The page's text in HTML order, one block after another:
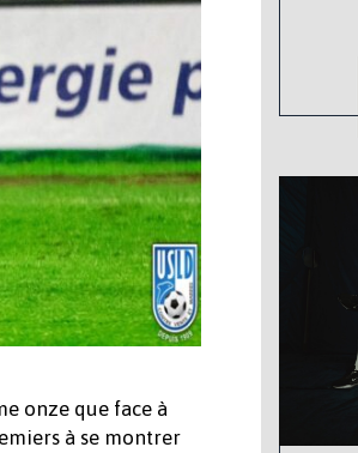
onze que face à
à se montrer